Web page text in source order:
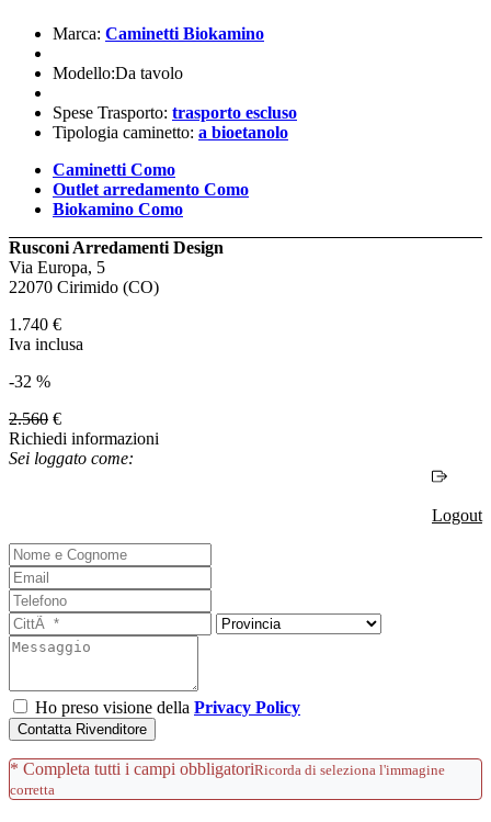
Marca: Caminetti Biokamino
Modello:Da tavolo
Spese Trasporto: trasporto escluso
Tipologia caminetto: a bioetanolo
Caminetti Como
Outlet arredamento Como
Biokamino Como
Rusconi Arredamenti Design
Via Europa, 5
22070 Cirimido (CO)
1.740 €
Iva inclusa
-32 %
2.560 €
Richiedi informazioni
Sei loggato come:
Logout
Ho preso visione della Privacy Policy
Contatta Rivenditore
* Completa tutti i campi obbligatoriRicorda di seleziona l'immagine
corretta